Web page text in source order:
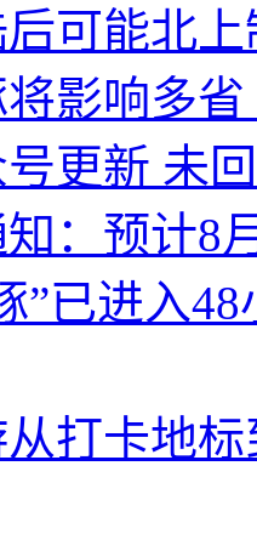
可能北
影响多
更新 未
：预计8
”已进入
打卡地